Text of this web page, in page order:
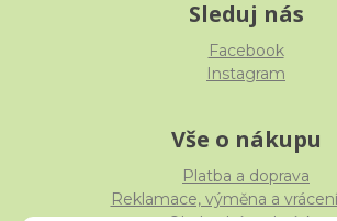
Sleduj nás
Facebook
Instagram
Vše o nákupu
Platba a doprava
Reklamace, výměna a